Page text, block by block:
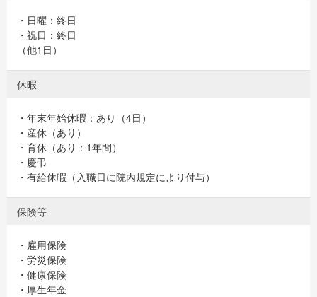
・日曜：終日
・祝日：終日
（他1日）
休暇
・年末年始休暇：あり（4日）
・産休（あり）
・育休（あり：1年間）
・慶弔
・有給休暇（入職日に院内規定により付与）
保険等
・雇用保険
・労災保険
・健康保険
・厚生年金